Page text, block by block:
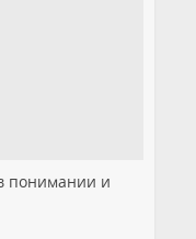
понимании и